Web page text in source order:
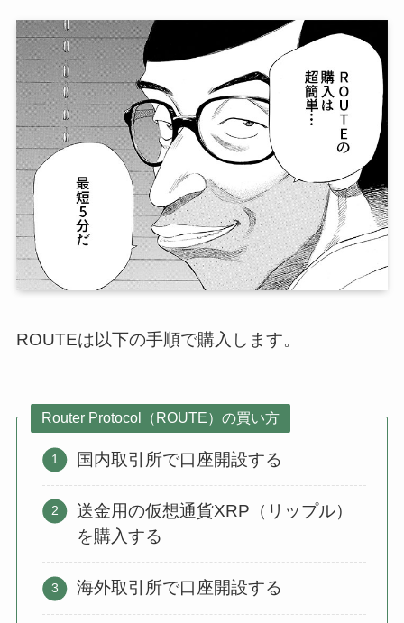
ROUTEは以下の手順で購入します。
Router Protocol（ROUTE）の買い方
国内取引所で口座開設する
送金用の仮想通貨XRP（リップル）
を購入する
海外取引所で口座開設する